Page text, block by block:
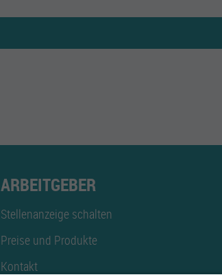
ARBEITGEBER
Stellenanzeige schalten
Preise und Produkte
Kontakt